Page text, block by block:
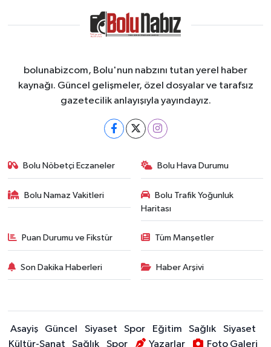
bolunabizcom, Bolu'nun nabzını tutan yerel haber
kaynağı. Güncel gelişmeler, özel dosyalar ve tarafsız
gazetecilik anlayışıyla yayındayız.
Bolu Nöbetçi Eczaneler Bolu Hava Durumu
Bolu Namaz Vakitleri
Bolu Trafik Yoğunluk
Haritası
Puan Durumu ve Fikstür Tüm Manşetler
Son Dakika Haberleri Haber Arşivi
Asayiş Güncel Siyaset Spor Eğitim Sağlık
Siyaset
Kültür-Sanat
Sağlık Spor Yazarlar Foto Galeri